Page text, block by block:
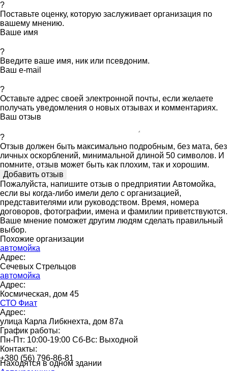
?
Поставьте оценку, которую заслуживает организация по
вашему мнению.
Ваше имя
?
Введите ваше имя, ник или псевдоним.
Ваш e-mail
?
Оставьте адрес своей электронной почты, если желаете
получать уведомления о новых отзывах и комментариях.
Ваш отзыв
?
Отзыв должен быть максимально подробным, без мата, без
личных оскорблений, минимальной длиной 50 символов. И
помните, отзыв может быть как плохим, так и хорошим.
Пожалуйста, напишите отзыв о предприятии Автомойка,
если вы когда-либо имели дело с организацией,
представителями или руководством. Время, номера
договоров, фотографии, имена и фамилии приветствуются.
Ваше мнение поможет другим людям сделать правильный
выбор.
Похожие организации
автомойка
Адрес:
Сечевых Стрельцов
автомойка
Адрес:
Космическая, дом 45
СТО Фиат
Адрес:
улица Карла Либкнехта, дом 87а
График работы:
Пн-Пт: 10:00-19:00 Сб-Вс: Выходной
Контакты:
+380 (56) 796-86-81
Находятся в одном здании